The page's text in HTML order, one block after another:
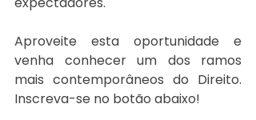
Aproveite esta oportunidade e
venha conhecer um dos ramos
mais contemporâneos do Direito.
Inscreva-se no botão abaixo!